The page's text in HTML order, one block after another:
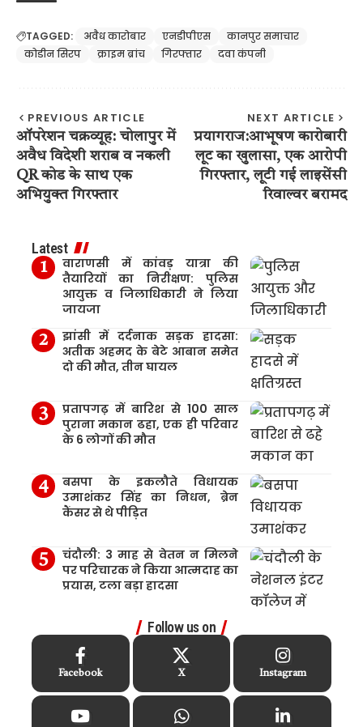
TAGGED: अवैध कारोबार एनडीपीएस
कानपुर समाचार
कोडीन सिरप
क्राइम ब्रांच गिरफ्तार दवा कंपनी
PREVIOUS ARTICLE
ऑपरेशन चक्रव्यूह: चोलापुर में
अवैध विदेशी शराब व नकली
QR कोड के साथ एक
अभियुक्त गिरफ्तार
NEXT ARTICLE
प्रयागराज:आभूषण कारोबारी
लूट का खुलासा, एक आरोपी
गिरफ्तार, लूटी गई लाइसेंसी
रिवाल्वर बरामद
Latest
वाराणसी में कांवड़ यात्रा की
तैयारियों का निरीक्षण: पुलिस
आयुक्त व जिलाधिकारी ने लिया
जायजा
झांसी में दर्दनाक सड़क हादसा:
अतीक अहमद के बेटे आबान समेत
दो की मौत, तीन घायल
प्रतापगढ़ में बारिश से 100 साल
पुराना मकान ढहा, एक ही परिवार
के 6 लोगों की मौत
बसपा के इकलौते विधायक
उमाशंकर सिंह का निधन, ब्रेन
कैंसर से थे पीड़ित
चंदौली: 3 माह से वेतन न मिलने
पर परिचारक ने किया आत्मदाह का
प्रयास, टला बड़ा हादसा
Follow us on
Facebook X Instagram